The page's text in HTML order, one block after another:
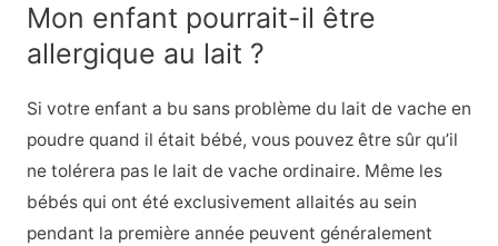
Mon enfant pourrait-il être
allergique au lait ?
Si votre enfant a bu sans problème du lait de vache en
poudre quand il était bébé, vous pouvez être sûr qu’il
ne tolérera pas le lait de vache ordinaire. Même les
bébés qui ont été exclusivement allaités au sein
pendant la première année peuvent généralement